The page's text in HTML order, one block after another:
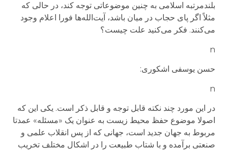
بلندمرتبه اسلامی به چنین موضوعاتی توجه کند، در حالی که
مثلاً اگر پای حجاب در میان باشد، آیت‌الله‌ها فورا اعلام وجود
می‌کنند. فکر می‌کنید علت چیست؟
n
حسن یوسفی اشکوری:
n
در این مورد چند نکته قابل توجه و قابل ذکر است. یکی این که
اصولا موضوع حفظ محیط زیست به عنوان یک «مسئله» عمدتا
مربوط به جهان جدید است، جهانی که از پس انقلاب علمی و
صنعتی برآمده و با شتاب طبیعت را در اشکال مختلف تخریب